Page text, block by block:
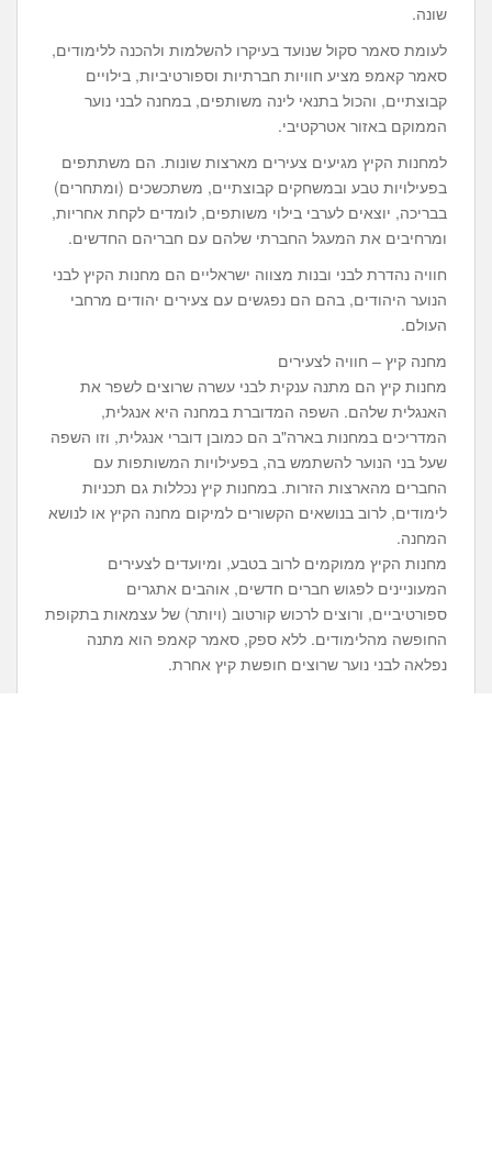
שונה.
לעומת סאמר סקול שנועד בעיקרו להשלמות ולהכנה ללימודים,
סאמר קאמפ מציע חוויות חברתיות וספורטיביות, בילויים
קבוצתיים, והכול בתנאי לינה משותפים, במחנה לבני נוער
הממוקם באזור אטרקטיבי.
למחנות הקיץ מגיעים צעירים מארצות שונות. הם משתתפים
בפעילויות טבע ובמשחקים קבוצתיים, משתכשכים (ומתחרים)
בבריכה, יוצאים לערבי בילוי משותפים, לומדים לקחת אחריות,
ומרחיבים את המעגל החברתי שלהם עם חבריהם החדשים.
חוויה נהדרת לבני ובנות מצווה ישראליים הם מחנות הקיץ לבני
הנוער היהודים, בהם הם נפגשים עם צעירים יהודים מרחבי
העולם.
מחנה קיץ – חוויה לצעירים
מחנות קיץ הם מתנה ענקית לבני עשרה שרוצים לשפר את
האנגלית שלהם. השפה המדוברת במחנה היא אנגלית,
המדריכים במחנות בארה"ב הם כמובן דוברי אנגלית, וזו השפה
שעל בני הנוער להשתמש בה, בפעילויות המשותפות עם
החברים מהארצות הזרות. במחנות קיץ נכללות גם תכניות
לימודים, לרוב בנושאים הקשורים למיקום מחנה הקיץ או לנושא
המחנה.
מחנות הקיץ ממוקמים לרוב בטבע, ומיועדים לצעירים
המעוניינים לפגוש חברים חדשים, אוהבים אתגרים
ספורטיביים, ורוצים לרכוש קורטוב (ויותר) של עצמאות בתקופת
החופשה מהלימודים. ללא ספק, סאמר קאמפ הוא מתנה
נפלאה לבני נוער שרוצים חופשת קיץ אחרת.